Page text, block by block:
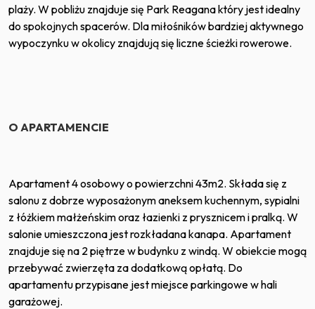
plaży. W pobliżu znajduje się Park Reagana który jest idealny
do spokojnych spacerów. Dla miłośników bardziej aktywnego
wypoczynku w okolicy znajdują się liczne ścieżki rowerowe.
O APARTAMENCIE
Apartament 4 osobowy o powierzchni 43m2. Składa się z
salonu z dobrze wyposażonym aneksem kuchennym, sypialni
z łóżkiem małżeńskim oraz łazienki z prysznicem i pralką. W
salonie umieszczona jest rozkładana kanapa. Apartament
znajduje się na 2 piętrze w budynku z windą. W obiekcie mogą
przebywać zwierzęta za dodatkową opłatą. Do
apartamentu przypisane jest miejsce parkingowe w hali
garażowej.